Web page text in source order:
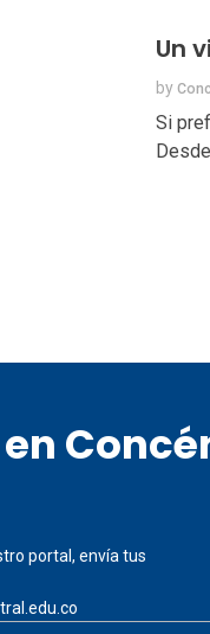
Un
by
Si
portal, envía tus